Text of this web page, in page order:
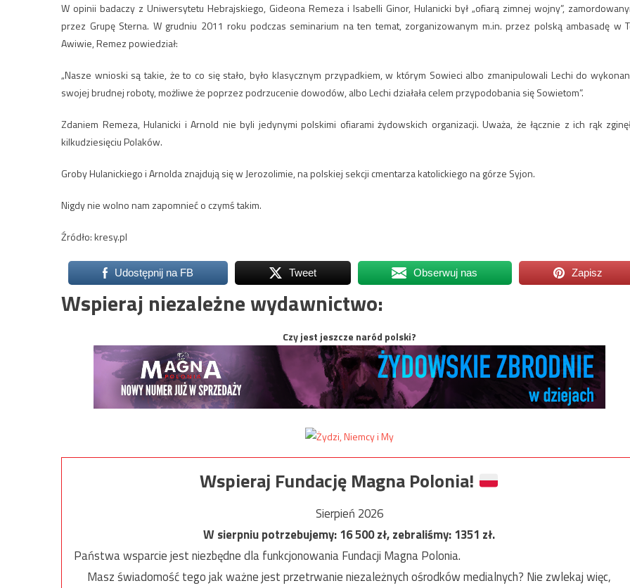
W opinii badaczy z Uniwersytetu Hebrajskiego, Gideona Remeza i Isabelli Ginor, Hulanicki był „ofiarą zimnej wojny”,
przez Grupę Sterna. W grudniu 2011 roku podczas seminarium na ten temat, zorganizowanym m.in. przez polską ambasadę w
Awiwie, Remez powiedział:
„Nasze wnioski są takie, że to co się stało, było klasycznym przypadkiem, w którym Sowieci albo zmanipulowali Lechi do
swojej brudnej roboty, możliwe że poprzez podrzucenie dowodów, albo Lechi działała celem przypodobania się Sowietom”.
Zdaniem Remeza, Hulanicki i Arnold nie byli jedynymi polskimi ofiarami żydowskich organizacji. Uważa, że łącznie z ich rąk
kilkudziesięciu Polaków.
Groby Hulanickiego i Arnolda znajdują się w Jerozolimie, na polskiej sekcji cmentarza katolickiego na górze Syjon.
Nigdy nie wolno nam zapomnieć o czymś takim.
Źródło: kresy.pl
Udostępnij na FB Tweet Obserwuj nas Zapisz
Wspieraj niezależne wydawnictwo:
Czy jest jeszcze naród polski?
Wspieraj Fundację Magna Polonia!
Sierpień 2026
W sierpniu potrzebujemy:16 500zł, zebraliśmy:1351 zł.
Państwa wsparcie jest niezbędne dla funkcjonowania Fundacji Magna Polonia.
Masz świadomość tego jak ważne jest przetrwanie niezależnych ośrodków medialnych? Nie zwlekaj więc,